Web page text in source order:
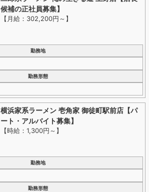
候補の正社員募集】
【月給：302,200円～ 】
勤務地
勤務形態
横浜家系ラーメン 壱角家 御徒町駅前店【パ
ート・アルバイト募集】
【時給：1,300円～ 】
勤務地
勤務形態